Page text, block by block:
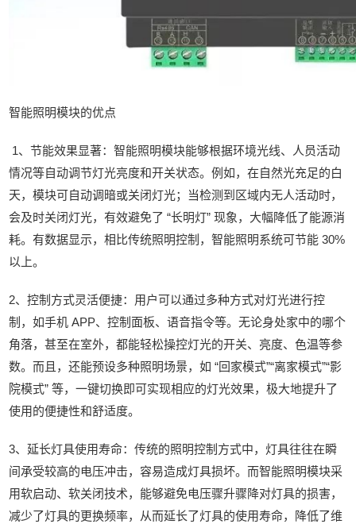
智能照明模块的优点
1、节能效果显著：智能照明模块能够根据环境光线、人员活动
情况等自动调节灯光亮度和开关状态。例如，在自然光充足的白
天，模块可自动调暗或关闭灯光；当检测到区域内无人活动时，
会及时关闭灯光，有效避免了 “长明灯” 现象，大幅降低了能源消
耗。有数据显示，相比传统照明控制，智能照明系统可节能 30%
以上。
2、控制方式灵活便捷：用户可以通过多种方式对灯光进行控
制，如手机 APP、控制面板、语音指令等。无论身处家中的哪个
角落，甚至在室外，都能轻松操控灯光的开关、亮度、色温等参
数。而且，还能预设多种照明场景，如 “回家模式”“离家模式”“影
院模式” 等，一键切换即可实现相应的灯光效果，极大地提升了
使用的便捷性和舒适度。
3、延长灯具使用寿命：传统的照明控制方式中，灯具往往在瞬
间承受较高的电压冲击，容易造成灯具损坏。而智能照明模块采
用软启动、软关闭技术，能够避免电压骤升骤降对灯具的损害，
减少了灯具的更换频率，从而延长了灯具的使用寿命，降低了维